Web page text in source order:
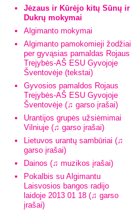
Jėzaus ir Kūrėjo kitų Sūnų ir
Dukrų mokymai
Algimanto mokymai
Algimanto pamokomieji žodžiai
per gyvąsias pamaldas Rojaus
Trejybės-AŠ ESU Gyvojoje
Šventovėje (tekstai)
Gyvosios pamaldos Rojaus
Trejybės-AŠ ESU Gyvojoje
Šventovėje (♫ garso įrašai)
Urantijos grupės užsiėmimai
Vilniuje (♫ garso įrašai)
Lietuvos urantų sambūriai (♫
garso įrašai)
Dainos (♫ muzikos įrašai)
Pokalbis su Algimantu
Laisvosios bangos radijo
laidoje 2013 01 18 (♫ garso
įrašai)